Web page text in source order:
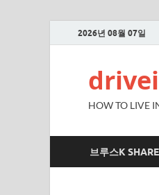
2026년 08월 07일
HOW TO LIVE
브루스K